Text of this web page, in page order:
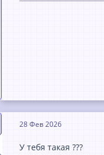
28 Фев 2026
У тебя такая ???